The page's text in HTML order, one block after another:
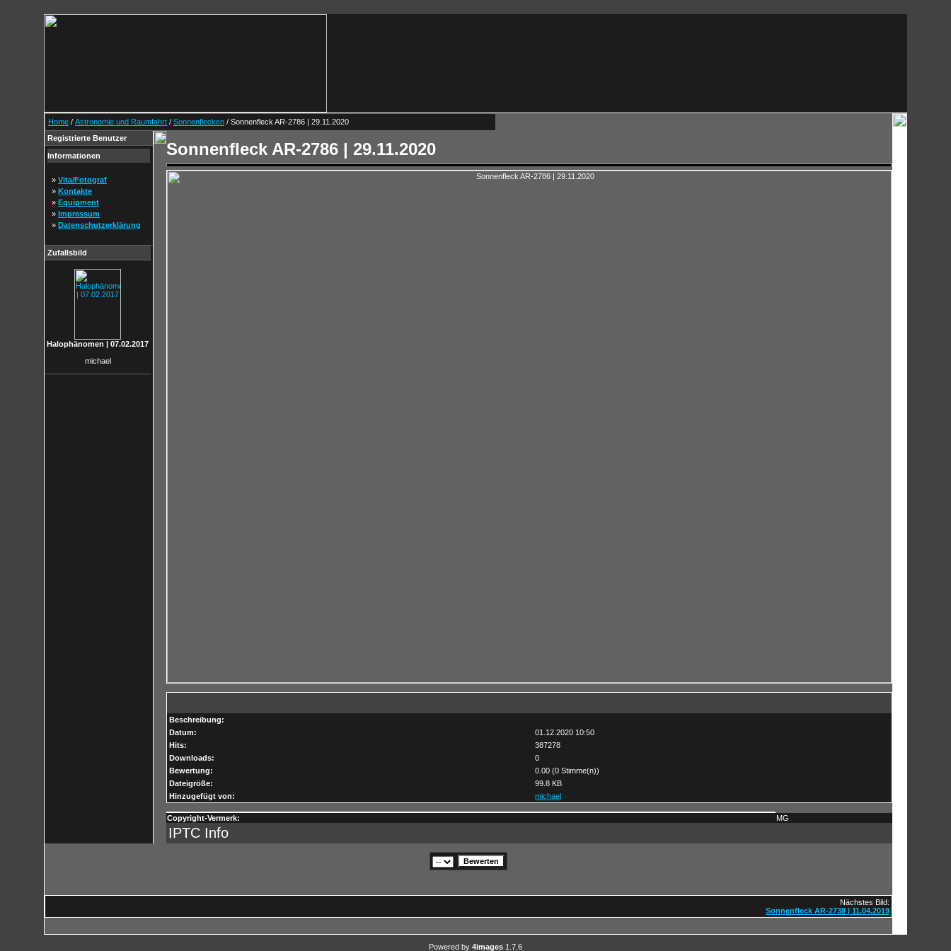
Home / Astronomie und Raumfahrt / Sonnenflecken / Sonnenfleck AR-2786 | 29.11.2020
Registrierte Benutzer
Informationen
» Vita/Fotograf
» Kontakte
» Equipment
» Impressum
» Datenschutzerklärung
Zufallsbild
Halophänomen | 07.02.2017
michael
Sonnenfleck AR-2786 | 29.11.2020
Beschreibung:
Datum:
01.12.2020 10:50
Hits:
387278
Downloads:
0
Bewertung:
0.00 (0 Stimme(n))
Dateigröße:
99.8 KB
Hinzugefügt von:
michael
Copyright-Vermerk: MG
IPTC Info
Nächstes Bild:
Sonnenfleck AR-2738 | 11.04.2019
Powered by 4images 1.7.6